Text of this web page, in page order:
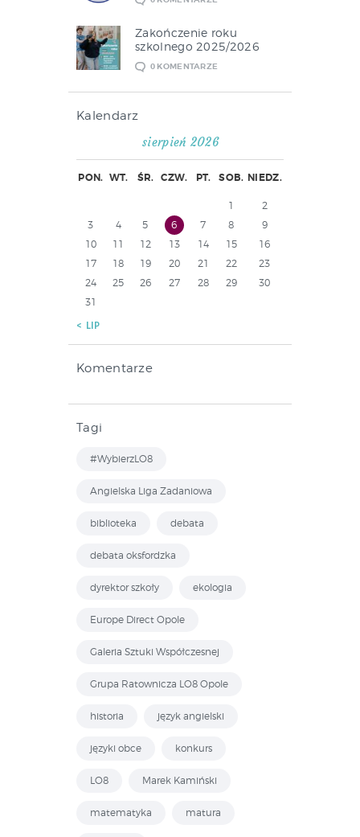
Zakończenie roku
szkolnego 2025/2026
0 KOMENTARZE
Kalendarz
sierpień 2026
PON. WT. ŚR. CZW. PT. SOB. NIEDZ.
1
2
3
4 5 6 7 8
9
10
11 12 13 14 15
16
17
18 19 20 21 22
23
24
25 26 27 28 29
30
31
« LIP
Komentarze
Tagi
#WybierzLO8
Angielska Liga Zadaniowa
biblioteka debata
debata oksfordzka
dyrektor szkoły ekologia
Europe Direct Opole
Galeria Sztuki Współczesnej
Grupa Ratownicza LO8 Opole
historia język angielski
języki obce konkurs
LO8 Marek Kamiński
matematyka matura